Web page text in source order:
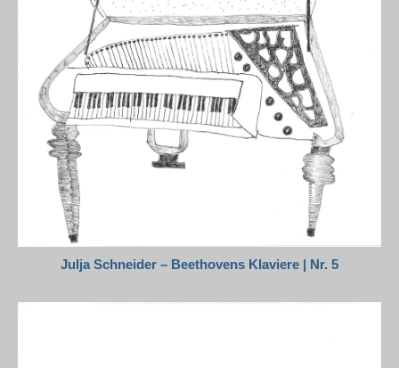
Julja Schneider – Beethovens Klaviere | Nr. 5